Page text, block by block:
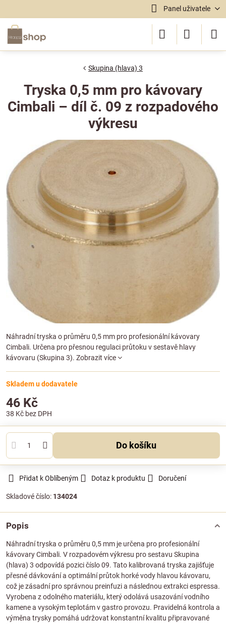
Panel uživatele
Skupina (hlava) 3
Tryska 0,5 mm pro kávovary
Cimbali – díl č. 09 z rozpadového
výkresu
Náhradní tryska o průměru 0,5 mm pro profesionální kávovary
Cimbali. Určena pro přesnou regulaci průtoku v sestavě hlavy
kávovaru (Skupina 3). Zobrazit více
Skladem u dodavatele
46 Kč
38 Kč bez DPH
Do košíku
Přidat k Oblíbeným Dotaz k produktu Doručení
Skladové číslo: 134024
Popis
Náhradní tryska o průměru 0,5 mm je určena pro profesionální
kávovary Cimbali. V rozpadovém výkresu pro sestavu Skupina
(hlava) 3 odpovídá pozici číslo 09. Tato kalibrovaná tryska zajišťuje
přesné dávkování a optimální průtok horké vody hlavou kávovaru,
což je zásadní pro správnou preinfuzi a následnou extrakci espressa.
Vyrobena z odolného materiálu, který odolává usazování vodního
kamene a vysokým teplotám v gastro provozu. Pravidelná kontrola a
výměna trysky pomáhá udržovat konstantní kvalitu připravované